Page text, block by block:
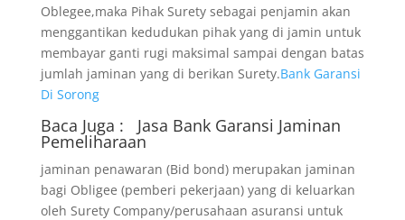
Oblegee,maka Pihak Surety sebagai penjamin akan
menggantikan kedudukan pihak yang di jamin untuk
membayar ganti rugi maksimal sampai dengan batas
jumlah jaminan yang di berikan Surety.Bank Garansi
Di Sorong
Baca Juga : Jasa Bank Garansi Jaminan
Pemeliharaan
jaminan penawaran (Bid bond) merupakan jaminan
bagi Obligee (pemberi pekerjaan) yang di keluarkan
oleh Surety Company/perusahaan asuransi untuk